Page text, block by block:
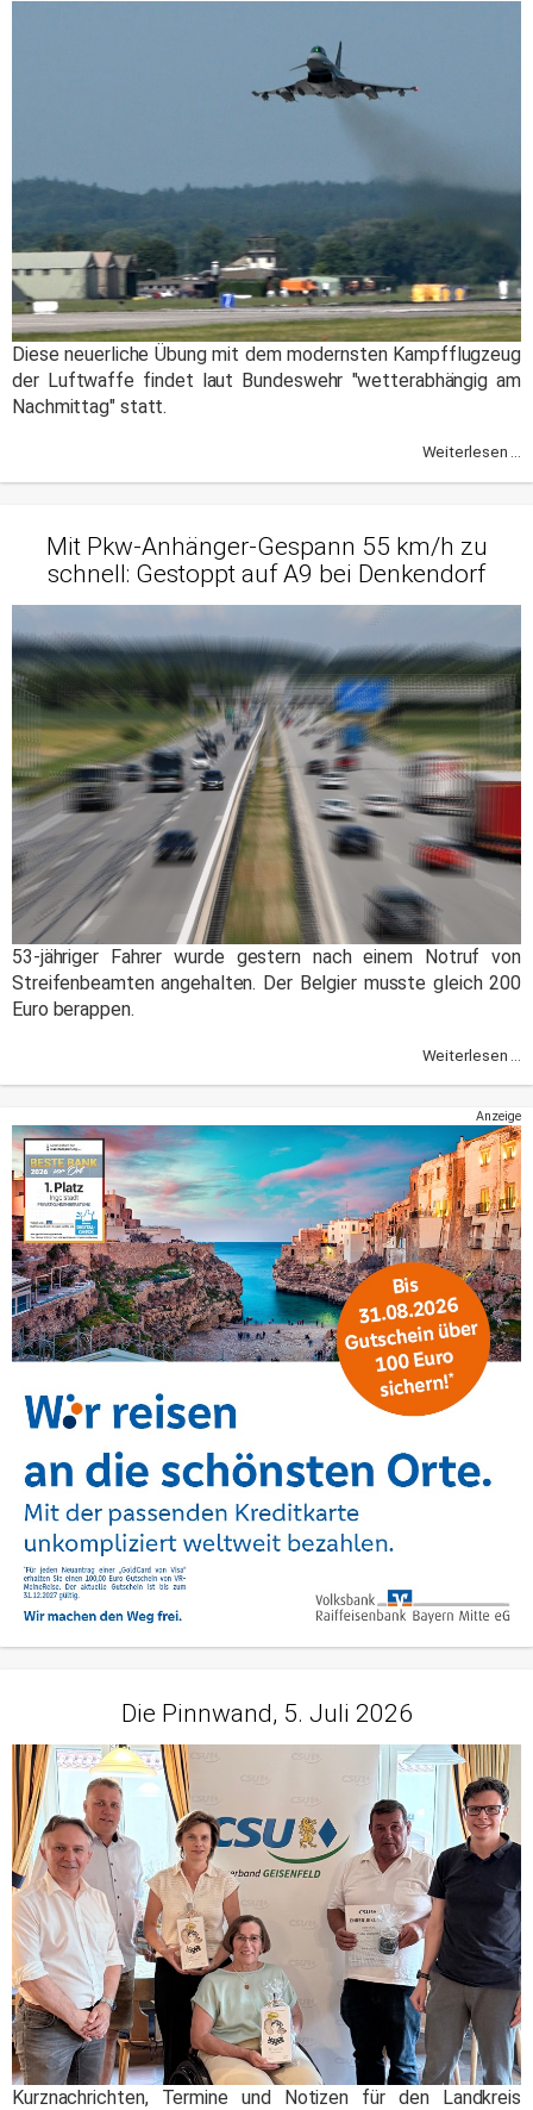
Diese neuerliche Übung mit dem modernsten Kampfflugzeug
der Luftwaffe findet laut Bundeswehr "wetterabhängig am
Nachmittag" statt.
Weiterlesen ...
Mit Pkw-Anhänger-Gespann 55 km/h zu
schnell: Gestoppt auf A9 bei Denkendorf
53-jähriger Fahrer wurde gestern nach einem Notruf von
Streifenbeamten angehalten. Der Belgier musste gleich 200
Euro berappen.
Weiterlesen ...
Anzeige
Die Pinnwand, 5. Juli 2026
Kurznachrichten, Termine und Notizen für den Landkreis